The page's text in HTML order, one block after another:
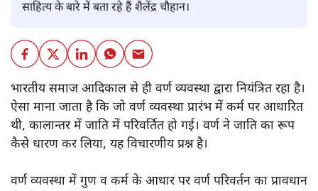
साहित्य के बारे में बता रहे हैं शैलेंद्र चौहान।
भारतीय समाज आदिकाल से ही वर्ण व्यवस्था द्वारा नियंत्रित रहा है।
ऐसा माना जाता है कि जो वर्ण व्यवस्था प्रारंभ में कर्म पर आधारित
थी, कालान्तर में जाति में परिवर्तित हो गई। वर्ण ने जाति का रूप
कैसे धारण कर लिया, यह विचारणीय प्रश्न है।
वर्ण व्यवस्था में गुण व कर्म के आधार पर वर्ण परिवर्तन का प्रावधान